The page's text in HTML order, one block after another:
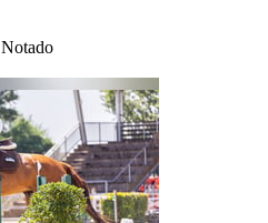
Notado